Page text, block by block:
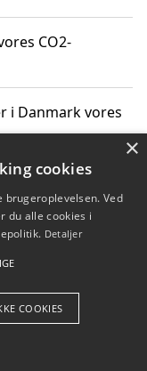
CO2-
i Danmark vores
påvirker vores
×
cookies
Ved
du alle cookies i
Detaljer
COOKIES